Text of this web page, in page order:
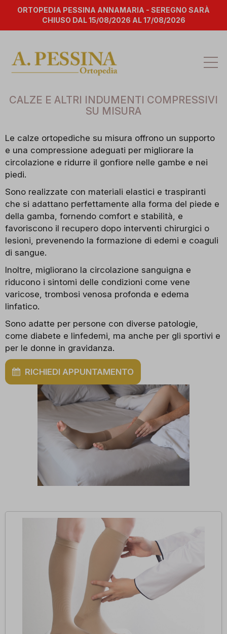
ORTOPEDIA PESSINA ANNAMARIA - SEREGNO SARÀ
CHIUSO DAL 15/08/2026 AL 17/08/2026
CALZE E ALTRI INDUMENTI COMPRESSIVI
SU MISURA
Le calze ortopediche su misura offrono un supporto
e una compressione adeguati per migliorare la
circolazione e ridurre il gonfiore nelle gambe e nei
piedi.
Sono realizzate con materiali elastici e traspiranti
che si adattano perfettamente alla forma del piede e
della gamba, fornendo comfort e stabilità, e
favoriscono il recupero dopo interventi chirurgici o
lesioni, prevenendo la formazione di edemi e coaguli
di sangue.
Inoltre, migliorano la circolazione sanguigna e
riducono i sintomi delle condizioni come vene
varicose, trombosi venosa profonda e edema
linfatico.
Sono adatte per persone con diverse patologie,
come diabete e linfedemi, ma anche per gli sportivi e
per le donne in gravidanza.
RICHIEDI APPUNTAMENTO